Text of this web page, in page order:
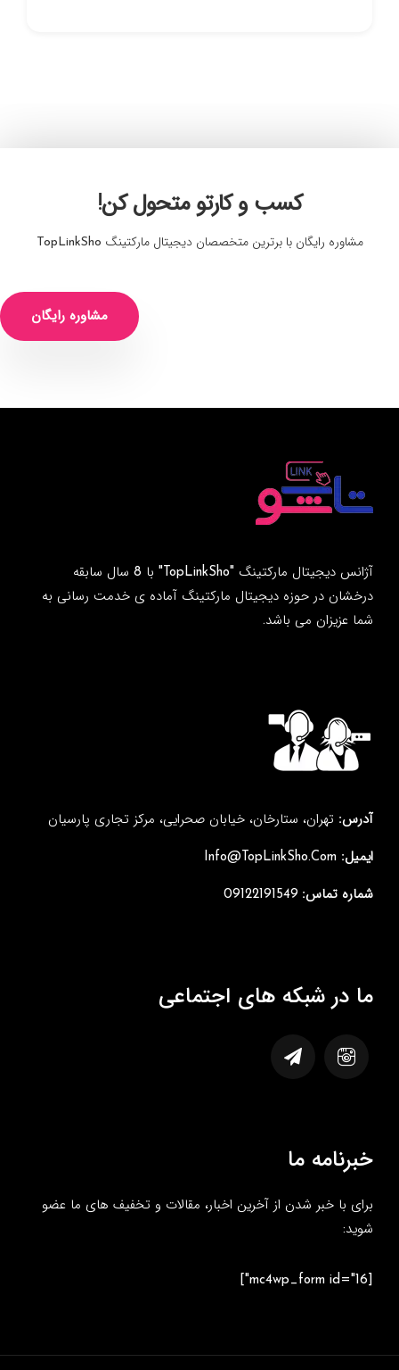
کسب و کارتو متحول کن!
مشاوره رایگان با برترین متخصصان دیجیتال مارکتینگ TopLinkSho
مشاوره رایگان
آژانس دیجیتال مارکتینگ "TopLinkSho" با 8 سال سابقه
درخشان در حوزه دیجیتال مارکتینگ آماده ی خدمت رسانی به
شما عزیزان می باشد.
آدرس: تهران، ستارخان، خیابان صحرایی، مرکز تجاری پارسیان
ایمیل:
شماره تماس:
ما در شبکه های اجتماعی
خبرنامه ما
برای با خبر شدن از آخرین اخبار، مقالات و تخفیف های ما عضو
شوید: